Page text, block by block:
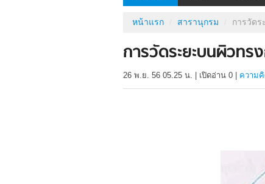
หน้าแรก สารานุกรม การวัดร
การวัดระยะบนผิวทร
26 พ.ย. 56 05.25 น. เปิดอ่าน 0 ความ